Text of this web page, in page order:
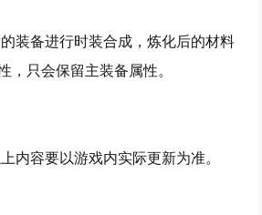
装备进行时装合成，炼化后的材料
，只会保留主装备属性。
内容要以游戏内实际更新为准。